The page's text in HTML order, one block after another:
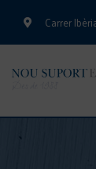
Carrer